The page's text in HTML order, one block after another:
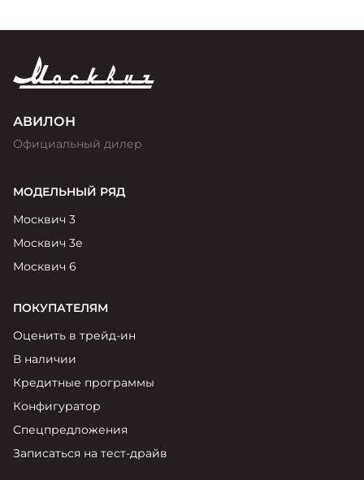
АВИЛОН
Официальный дилер
МОДЕЛЬНЫЙ РЯД
Москвич 3
Москвич 3е
Москвич 6
ПОКУПАТЕЛЯМ
Оценить в трейд-ин
В наличии
Кредитные программы
Конфигуратор
Спецпредложения
Записаться на тест-драйв